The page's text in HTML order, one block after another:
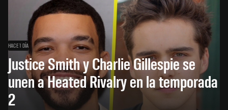
HACE 1 DÍA
Justice Smith y Charlie Gillespie se
unen a Heated Rivalry en la temporada
2